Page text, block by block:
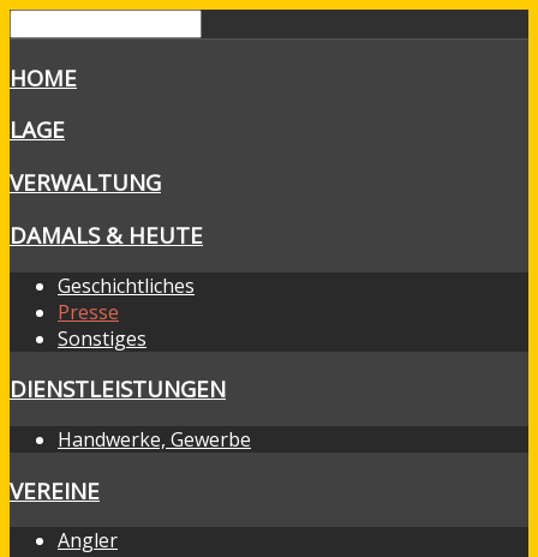
HOME
LAGE
VERWALTUNG
DAMALS & HEUTE
Geschichtliches
Presse
Sonstiges
DIENSTLEISTUNGEN
Handwerke, Gewerbe
VEREINE
Angler